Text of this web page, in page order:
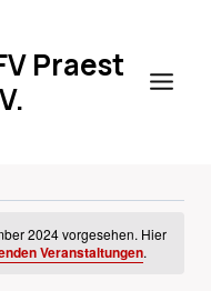
Praest
2024 vorgesehen. Hier
Veranstaltungen.